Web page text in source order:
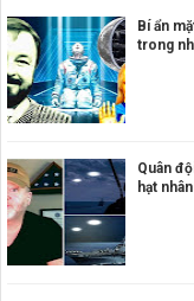
Bí ẩn
trong
Quân
hạt nhân